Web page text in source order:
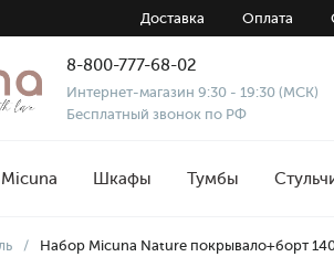
Доставка Оплата
8-800-777-68-02
Интернет-магазин 9:30 - 19:30 (МСК)
Бесплатный звонок по РФ
Шкафы Тумбы
/ Набор Micuna Nature покрывало+борт